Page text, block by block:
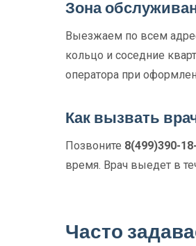
Зона
Выезжаем по всем
кольцо и соседние
оператора при
Как вызвать
Позвоните 8(499)390-
время. Врач выедет в
Часто